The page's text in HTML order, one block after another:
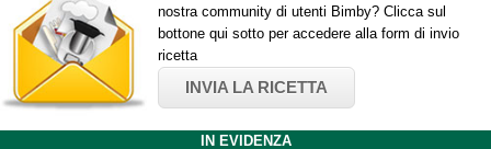
nostra community di utenti Bimby? Clicca sul
bottone qui sotto per accedere alla form di invio
ricetta
INVIA LA RICETTA
IN EVIDENZA